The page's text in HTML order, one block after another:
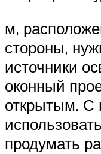
м,
стороны,
источники
оконный
открытым. С
продумать